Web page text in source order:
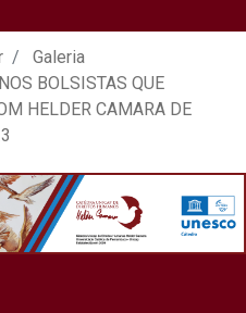
DEMOCRACIA
Galeria
BOLSISTAS QUE
HELDER CAMARA DE